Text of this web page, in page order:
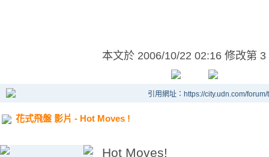
本文於 2006/10/22 02:16 修改第 3
引用網址：https://city.udn.com/
花式飛盤 影片 - Hot Moves !
Hot Moves!